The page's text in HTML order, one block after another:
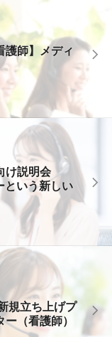
護師】メディ
け説明会
という新しい
規立ち上げプ
（看護師）